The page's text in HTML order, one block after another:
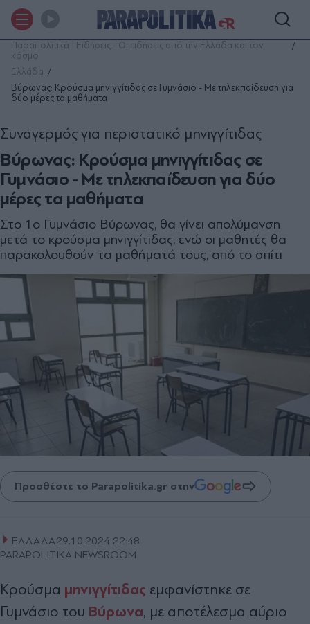
Παραπολιτικά | Ειδήσεις - Οι ειδήσεις από την Ελλάδα και τον
κόσμο
Ελλάδα
Βύρωνας: Κρούσμα μηνιγγίτιδας σε Γυμνάσιο - Με τηλεκπαίδευση για
δύο μέρες τα μαθήματα
Βύρωνας: Κρούσμα μηνιγγίτιδας σε
Γυμνάσιο - Με τηλεκπαίδευση για δύο
μέρες τα μαθήματα
Συναγερμός για περιστατικό μηνιγγίτιδας
Στο 1ο Γυμνάσιο Βύρωνας, θα γίνει απολύμανση
μετά το κρούσμα μηνιγγίτιδας, ενώ οι μαθητές θα
παρακολουθούν τα μαθήματά τους, από το σπίτι
Προσθέστε το Parapolitika.gr στην
ΕΛΛΑΔΑ29.10.2024 22:48
PARAPOLITIKA NEWSROOM
Κρούσμα μηνιγγίτιδας εμφανίστηκε σε
Γυμνάσιο του Βύρωνα, με αποτέλεσμα αύριο